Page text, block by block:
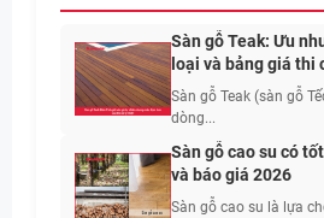
Sàn gỗ Teak: Ưu
loại và bảng giá thi
Sàn gỗ Teak (sàn gỗ
dòng...
Sàn gỗ cao su có
và báo giá 2026
Sàn gỗ cao su là lựa